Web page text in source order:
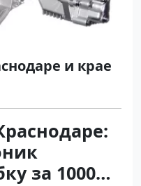
и крае
за 1000